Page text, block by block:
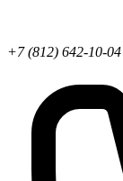
+7 (812) 642-10-04